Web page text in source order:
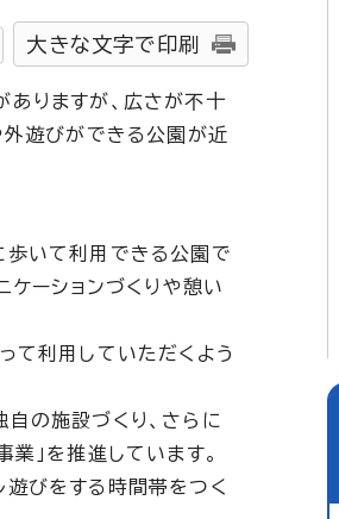
大きな文字で印刷
りますが、広さが不十
外遊びができる公園が近
歩いて利用できる公園で
ケーションづくりや憩い
て利用していただくよう
の施設づくり、さらに
」を推進しています。
びをする時間帯をつく